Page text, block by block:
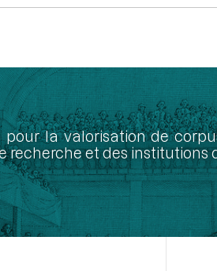
pour la valorisation de
recherche et des institutions